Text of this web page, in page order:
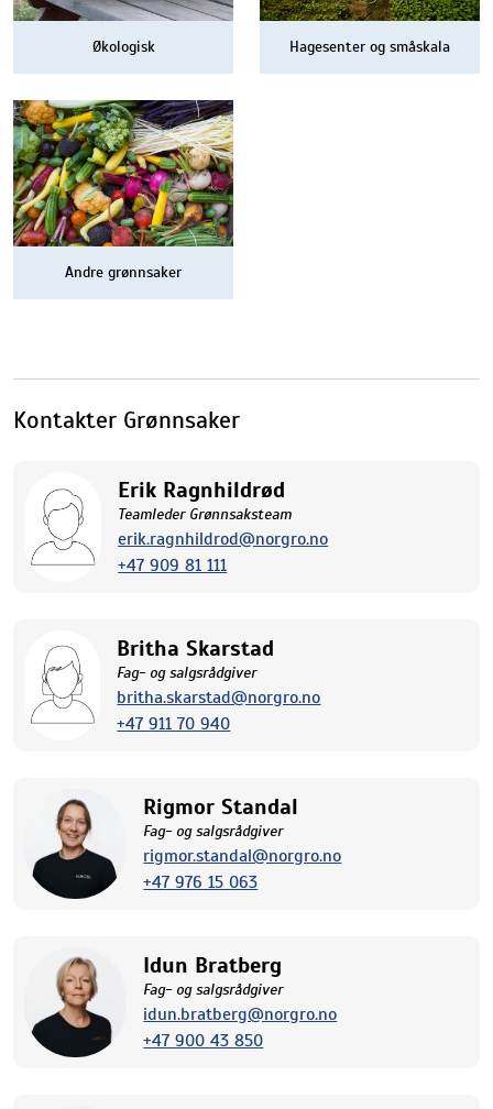
Økologisk Hagesenter og småskala
Andre grønnsaker
Kontakter Grønnsaker
Erik Ragnhildrød
Teamleder Grønnsaksteam
erik.ragnhildrod@norgro.no
+47 909 81 111
Britha Skarstad
Fag- og salgsrådgiver
britha.skarstad@norgro.no
+47 911 70 940
Rigmor Standal
Fag- og salgsrådgiver
rigmor.standal@norgro.no
+47 976 15 063
Idun Bratberg
Fag- og salgsrådgiver
idun.bratberg@norgro.no
+47 900 43 850